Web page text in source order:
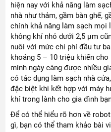
hiện nay với khả năng làm
nhà như thảm, gầm bàn ghế,
chính khả năng làm sạch mọi
không khí nhỏ dưới 2,5 µm
nuôi với mức chi phí đầu tư
khoảng 5 – 10 triệu khiến
minh ngày càng được nhiều
có tác dụng làm sạch nhà
đặc biệt khi kết hợp với máy
khí trong lành cho gia đình
Để có thể hiểu rõ hơn về
gì, bạn có thể tham khảo bài